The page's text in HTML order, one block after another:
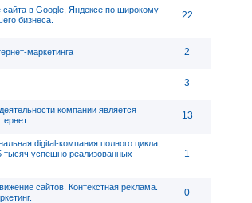
в Google, Яндексе по широкому
бизнеса.
22
маркетинга 2
3
компании является
13
digital-компания полного цикла,
тысяч успешно реализованных
1
сайтов. Контекстная реклама.
0